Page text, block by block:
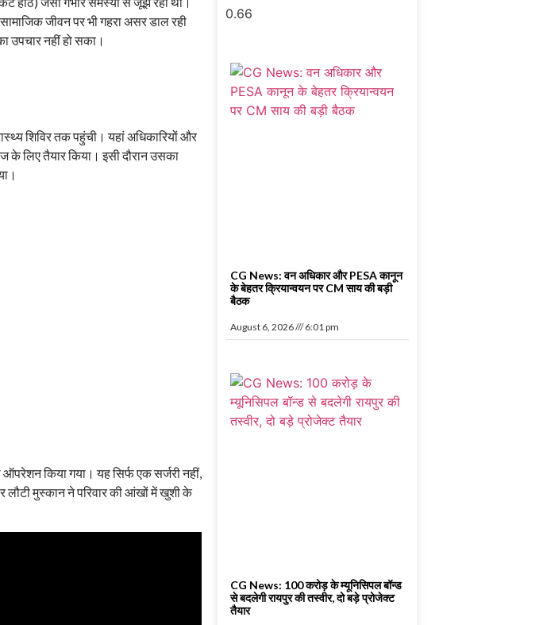
जीवन पर भी गहरा असर डाल रही
नहीं हो सका।
शिविर तक पहुंची। यहां अधिकारियों और
के लिए तैयार किया। इसी दौरान उसका
किया गया। यह सिर्फ एक सर्जरी नहीं,
मुस्कान ने परिवार की आंखों में खुशी के
CG News: वन अधिकार और PESA कानून
के बेहतर क्रियान्वयन पर CM साय की बड़ी
बैठक
August 6, 2026 6:01 pm
CG News: 100 करोड़ के म्यूनिसिपल बॉन्ड
से बदलेगी रायपुर की तस्वीर, दो बड़े प्रोजेक्ट
तैयार